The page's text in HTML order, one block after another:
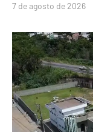
7 de agosto de 2026